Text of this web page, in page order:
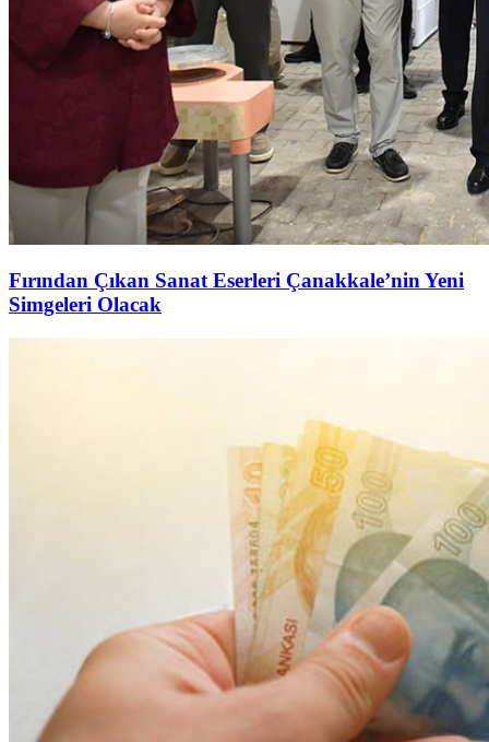
Fırından Çıkan Sanat Eserleri Çanakkale’nin Yeni
Simgeleri Olacak